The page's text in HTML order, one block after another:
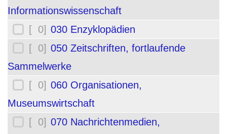
Informationswissenschaft
[ 0] 030 Enzyklopädien
[ 0] 050 Zeitschriften, fortlaufende
Sammelwerke
[ 0] 060 Organisationen,
Museumswirtschaft
[ 0] 070 Nachrichtenmedien,